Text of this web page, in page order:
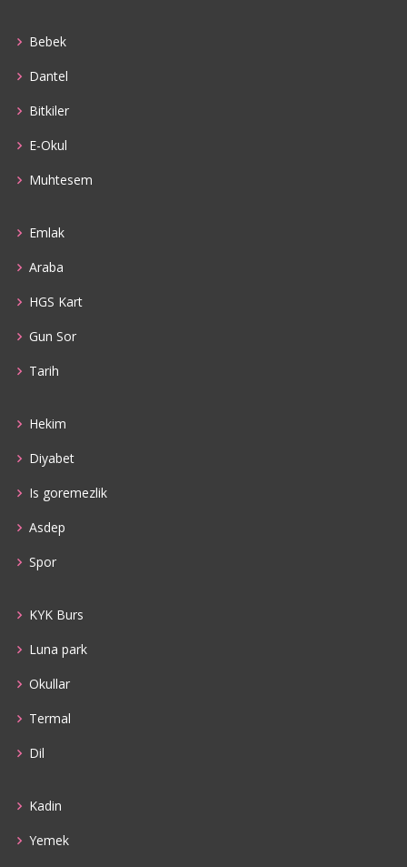
Bebek
Dantel
Bitkiler
E-Okul
Muhtesem
Emlak
Araba
HGS Kart
Gun Sor
Tarih
Hekim
Diyabet
Is goremezlik
Asdep
Spor
KYK Burs
Luna park
Okullar
Termal
Dil
Kadin
Yemek